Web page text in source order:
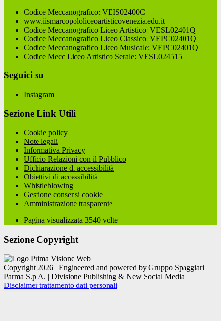
Codice Meccanografico: VEIS02400C
www.iismarcopololiceoartisticovenezia.edu.it
Codice Meccanografico Liceo Artistico: VESL02401Q
Codice Meccanografico Liceo Classico: VEPC02401Q
Codice Meccanografico Liceo Musicale: VEPC02401Q
Codice Mecc Liceo Artistico Serale: VESL024515
Seguici su
Instagram
Sezione Link Utili
Cookie policy
Note legali
Informativa Privacy
Ufficio Relazioni con il Pubblico
Dichiarazione di accessibilità
Obiettivi di accessibilità
Whistleblowing
Gestione consensi cookie
Amministrazione trasparente
Pagina visualizzata 3540 volte
Sezione Copyright
Copyright 2026 | Engineered and powered by Gruppo Spaggiari
Parma S.p.A. | Divisione Publishing & New Social Media
Disclaimer trattamento dati personali